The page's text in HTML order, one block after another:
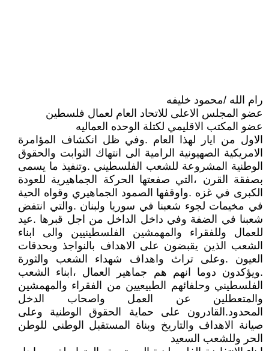
رام الله /محمود خليفه
عضو المجلس الاعلى للاتحاد العام لعمال فلسطين
عضو المكتب الاقليمي لكتلة الوحده العماليه
الاول من ايار لهذا العام .وفي ظل انكشاف المؤامرة
الامريكية الصهيونية الرامية الى انتهاك الثوابت والحقوق
الوطنية المشروعة للشعب الفلسطيني .وتنفيذ ما يسمى
بصفقة القرن ،التي صفعتها الحركة الجماهيرية للعودة
الكبرى في غزه .واوقفها الصمود الجماهيري وقواه الحية
في مخيمات لجوء شعبنا في سوريا ولبنان .والتي انتفض
شعبنا في الضفة وفي داخل الداخل من اجل قبرها .عيد
للعمال وللفقراء والمهمشين الفلسطينيين والى ابناء
الشعب الذين يقبضون على الاهداف بالنواجذ وبحدقات
العيون .وعلى تراث واهداف شهداء الشعب والثورة
.ويؤكدون دوما انهم هم جماهير العمال ،ابناء الشعب
الفلسطيني وحلفائهم الطبيعيين من الفقراء والمهمشين
والمتعطلين عن العمل واصحاب الدخل
المحدود.القادرون على حماية الحقوق الوطنية وعلى
صيانة الاهداف والتاريخ وبناة المستقبل الوطني للوطن
الحر وللشعب السعيد